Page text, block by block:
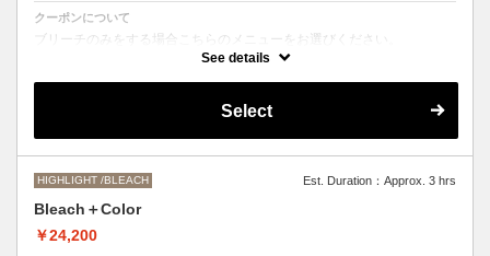
クーポンについて
ブリーチのみをする場合こちらのメニューをお選びください。
別途シャンプーブロー代￥3300 頂戴いたします。
●ご希望の色やデザインによっては１度のブリーチでは表現できない場
●髪の長さにより別途ロング料金を頂戴いたします。
See details
Select
HIGHLIGHT /BLEACH Est. Duration：Approx. 3 hrs
Bleach＋Color
￥24,200